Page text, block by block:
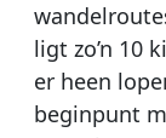
ligt zo’n 10
er heen
beginpunt